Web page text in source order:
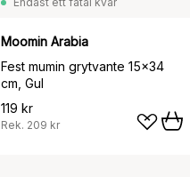
Moomin Arabia
Fest mumin grytvante 15x34
cm, Gul
119 kr
Rek. 209 kr